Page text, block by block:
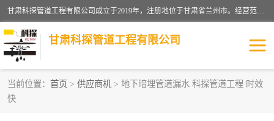
甘肃科探管道工程有限公司成立于2019年，注册地位于甘肃省兰州市。经营范围包括管道安装、清洗、疏通、维修、检测，防水工程，工程钻孔，化粪池清理，暖气安装，给排水管道安装维修，室内外管道如消防、供水、供热管道漏水检测定位，室内外防水堵漏等。
甘肃科探管道工程有限公司
当前位置： 首页 > 供应商机 > 地下暗埋管道漏水 科探管道工程 时效
快